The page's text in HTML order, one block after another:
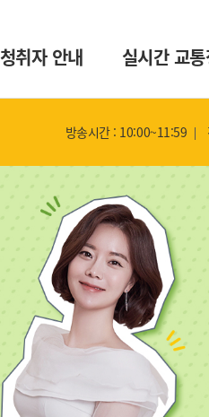
청취자 안내 실시간 교
방송시간 : 10:00~11:59